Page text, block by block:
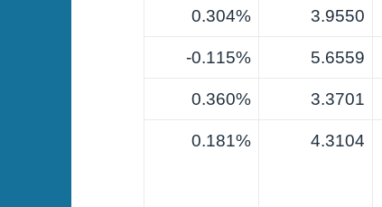
3.9550
0.304%
5.6559
0.115%-
3.3701
0.360%
4.3104
0.181%